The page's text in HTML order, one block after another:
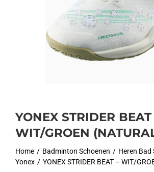
YONEX STRIDER BEAT
WIT/GROEN
Home Badminton Schoenen
Heren Bad
Yonex
YONEX STRIDER BEAT – WIT/